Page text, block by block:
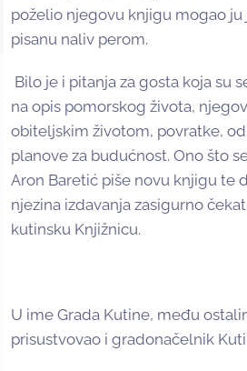
poželio njegovu knjigu mogao
pisanu naliv perom.
Bilo je i pitanja za gosta koja su
na opis pomorskog života,
obiteljskim životom, povratke,
planove za budućnost. Ono što
Aron Baretić piše novu knjigu te
njezina izdavanja zasigurno
kutinsku Knjižnicu.
U ime Grada Kutine, među
prisustvovao i gradonačelnik